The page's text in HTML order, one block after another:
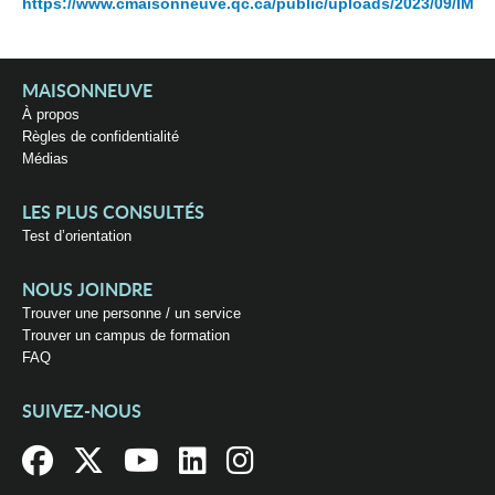
MAISONNEUVE
À propos
Règles de confidentialité
Médias
LES PLUS CONSULTÉS
Test d’orientation
NOUS JOINDRE
Trouver une personne / un service
Trouver un campus de formation
FAQ
SUIVEZ-NOUS